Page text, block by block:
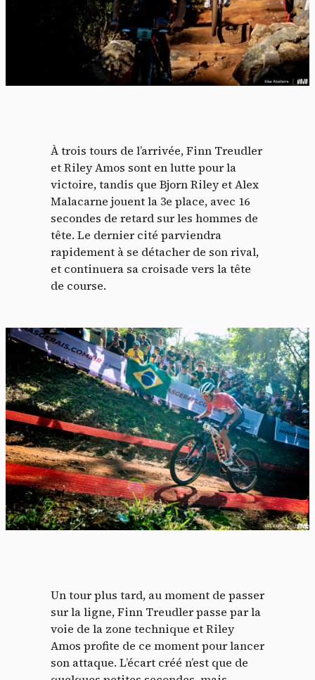
À trois tours de l’arrivée, Finn Treudler
et Riley Amos sont en lutte pour la
victoire, tandis que Bjorn Riley et Alex
Malacarne jouent la 3e place, avec 16
secondes de retard sur les hommes de
tête. Le dernier cité parviendra
rapidement à se détacher de son rival,
et continuera sa croisade vers la tête
de course.
Un tour plus tard, au moment de passer
sur la ligne, Finn Treudler passe par la
voie de la zone technique et Riley
Amos profite de ce moment pour lancer
son attaque. L’écart créé n’est que de